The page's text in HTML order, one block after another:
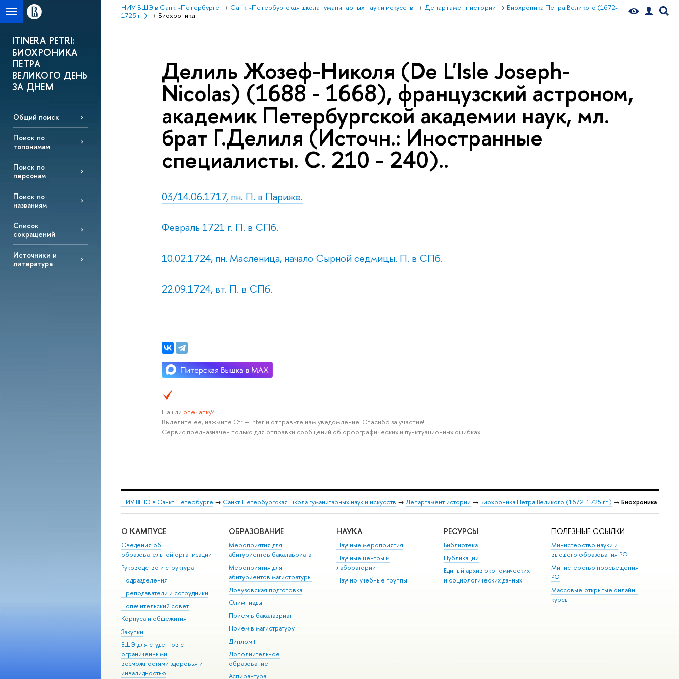
НИУ ВШЭ в Санкт-Петербурге Санкт-Петербургская школа гуманитарных наук и искусств Департамент истории
Биохроника Петра Великого (1672-
1725 гг.)
Биохроника
ITINERA PETRI:
БИОХРОНИКА
ПЕТРА
ВЕЛИКОГО ДЕНЬ
ЗА ДНЕМ
Общий поиск
Поиск по
топонимам
Поиск по
персонам
Поиск по
названиям
Список
сокращений
Источники и
литература
Делиль Жозеф-Николя (De L'Isle Joseph-
Nicolas) (1688 - 1668), французский астроном,
академик Петербургской академии наук, мл.
брат Г.Делиля (Источн.: Иностранные
специалисты. С. 210 - 240)..
03/14.06.1717, пн. П. в Париже.
Февраль 1721 г. П. в СПб.
10.02.1724, пн. Масленица, начало Сырной седмицы. П. в СПб.
22.09.1724, вт. П. в СПб.
Нашли опечатку?
Выделите её, нажмите Ctrl+Enter и отправьте нам уведомление. Спасибо за участие!
Сервис предназначен только для отправки сообщений об орфографических и пунктуационных ошибках.
НИУ ВШЭ в Санкт-Петербурге → Санкт-Петербургская школа гуманитарных наук и искусств → Департамент истории → Биохроника Петра Великого (1672-1725 гг.) → Биохроника
О КАМПУСЕ
Сведения об
образовательной организации
Руководство и структура
Подразделения
Преподаватели и сотрудники
Попечительский совет
Корпуса и общежития
Закупки
ВШЭ для студентов с
ограниченными
возможностями здоровья и
инвалидностью
ОБРАЗОВАНИЕ
Мероприятия для
абитуриентов бакалавриата
Мероприятия для
абитуриентов магистратуры
Довузовская подготовка
Олимпиады
Прием в бакалавриат
Прием в магистратуру
Диплом+
Дополнительное
образование
Аспирантура
НАУКА
Научные мероприятия
Научные центры и
лаборатории
Научно-учебные группы
РЕСУРСЫ
Библиотека
Публикации
Единый архив экономических
и социологических данных
ПОЛЕЗНЫЕ ССЫЛКИ
Министерство науки и
высшего образования РФ
Министерство просвещения
РФ
Массовые открытые онлайн-
курсы